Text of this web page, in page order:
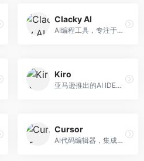
Clacky AI
AI编程工具，专注于代码智能生成与优化。面向开发者，提供代码生成、代码重构、错误修复等服务，编程效率高。
Kiro
亚马逊推出的AI IDE，深度整合AWS云服务。面向AWS开发者，提供代码生成、云服务集成、部署自动化等服务，与AWS生态无缝衔接。
Cursor
AI代码编辑器，集成GPT-4模型，专注于智能编程辅助。面向开发者，提供代码生成、代码解释、错误修复等服务，编程体验流畅，开发效率高。